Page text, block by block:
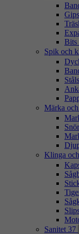
Bits
Spik och
Märka
Klinga
Sanitet 37